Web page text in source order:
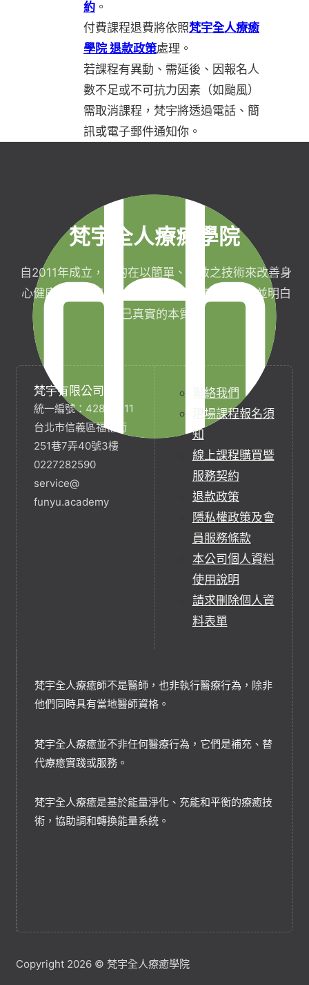
約 。
付費課程退費將依照梵宇全人療癒
學院 退款政策處理。
若課程有異動、需延後、因報名人
數不足或不可抗力因素（如颱風）
需取消課程，梵宇將透過電話、簡
訊或電子郵件通知你。
梵宇全人療癒學院
自2011年成立，目的在以簡單、有效之技術來改善身
心健康，協助完成生命目標與實現靈性生活，並明白
自己真實的本質。
梵宇有限公司
統一編號：42854211
台北市信義區福德街
251巷7弄40號3樓
0227282590
service@
funyu.academy
聯絡我們
現場課程報名須
知
線上課程購買暨
服務契約
退款政策
隱私權政策及會
員服務條款
本公司個人資料
使用說明
請求刪除個人資
料表單
梵宇全人療癒師不是醫師，也非執行醫療行為，除非
他們同時具有當地醫師資格。
梵宇全人療癒並不非任何醫療行為，它們是補充、替
代療癒實踐或服務。
梵宇全人療癒是基於能量淨化、充能和平衡的療癒技
術，協助調和轉換能量系統。
Copyright 2026 © 梵宇全人療癒學院